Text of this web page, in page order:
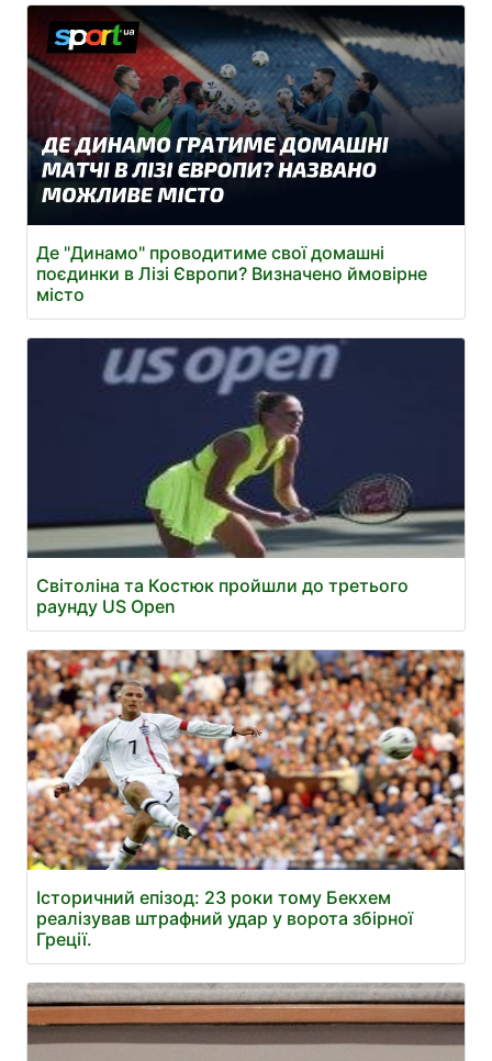
Де "Динамо" проводитиме свої домашні
поєдинки в Лізі Європи? Визначено ймовірне
місто
Світоліна та Костюк пройшли до третього
раунду US Open
Історичний епізод: 23 роки тому Бекхем
реалізував штрафний удар у ворота збірної
Греції.